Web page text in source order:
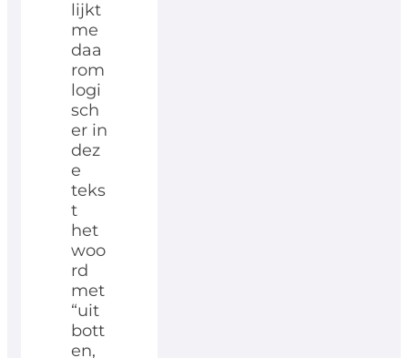
lijkt
me
daa
rom
logi
sch
er in
dez
e
teks
t
het
woo
rd
met
“uit
bott
en,